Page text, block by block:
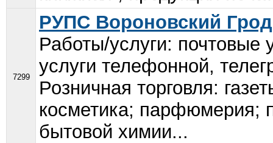
7299
РУПС Вороновский
Работы/услуги: почтовые
услуги телефонной,
Розничная торговля:
косметика; парфюмерия;
бытовой химии...